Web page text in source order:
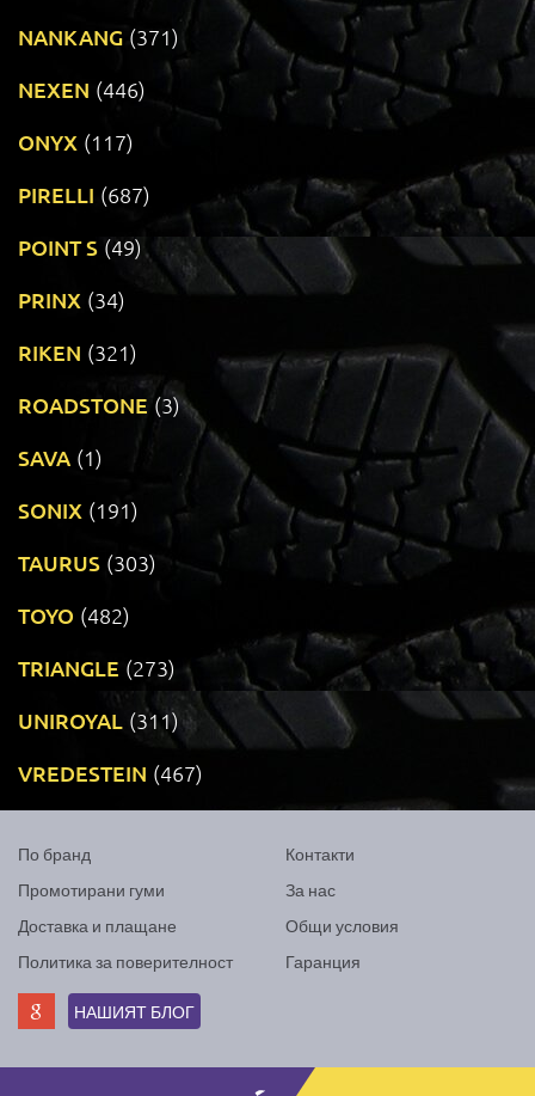
NANKANG (371)
NEXEN (446)
ONYX (117)
PIRELLI (687)
POINT S (49)
PRINX (34)
RIKEN (321)
ROADSTONE (3)
SAVA (1)
SONIX (191)
TAURUS (303)
TOYO (482)
TRIANGLE (273)
UNIROYAL (311)
VREDESTEIN (467)
По бранд
Промотирани гуми
Доставка и плащане
Политика за поверителност
Контакти
За нас
Общи условия
Гаранция
НАШИЯТ БЛОГ